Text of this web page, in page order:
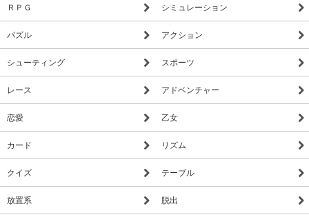
ＲＰＧ シミュレーション
パズル アクション
シューティング スポーツ
レース アドベンチャー
恋愛 乙女
カード リズム
クイズ テーブル
放置系 脱出